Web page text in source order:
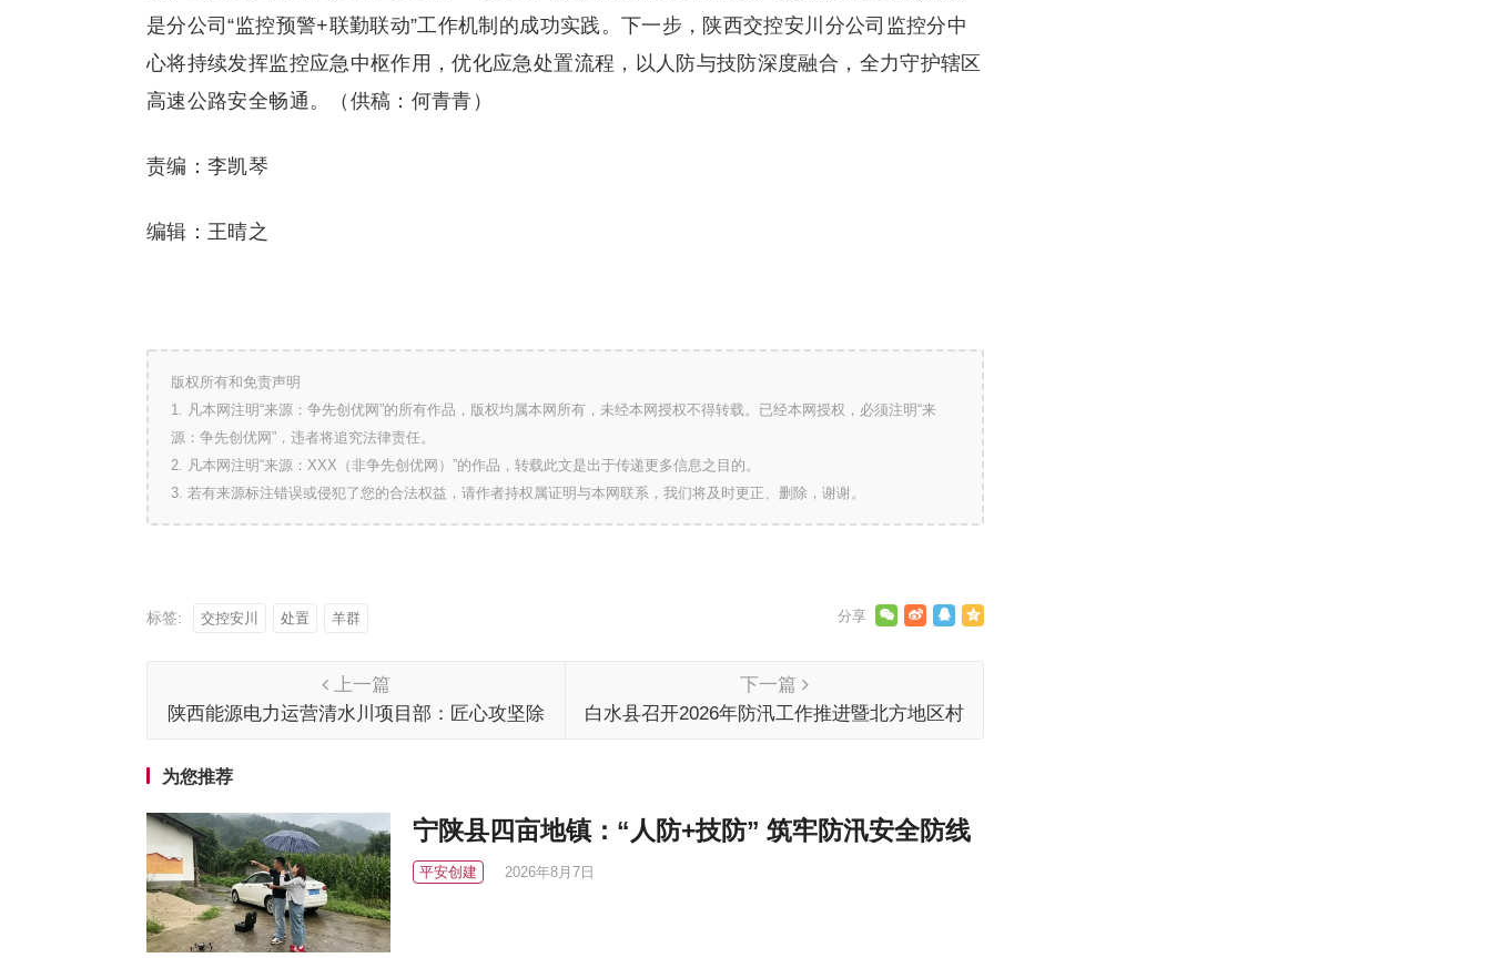
是分公司“监控预警+联勤联动”工作机制的成功实践。下一步，陕西交控安川分公司监控分中
心将持续发挥监控应急中枢作用，优化应急处置流程，以人防与技防深度融合，全力守护辖区
高速公路安全畅通。（供稿：何青青）
责编：李凯琴
编辑：王晴之
版权所有和免责声明
1. 凡本网注明“来源：争先创优网”的所有作品，版权均属本网所有，未经本网授权不得转载。已经本网授权，必须注明“来
源：争先创优网”，违者将追究法律责任。
2. 凡本网注明“来源：XXX（非争先创优网）”的作品，转载此文是出于传递更多信息之目的。
3. 若有来源标注错误或侵犯了您的合法权益，请作者持权属证明与本网联系，我们将及时更正、删除，谢谢。
标签: 交控安川 处置 羊群
上一篇
陕西能源电力运营清水川项目部：匠心攻坚除
下一篇
白水县召开2026年防汛工作推进暨北方地区村
为您推荐
宁陕县四亩地镇：“人防+技防” 筑牢防汛安全防线
平安创建 2026年8月7日